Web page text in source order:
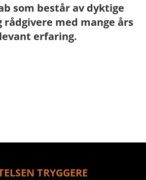
som består av dyktige
med mange års
erfaring.
TRYGGERE